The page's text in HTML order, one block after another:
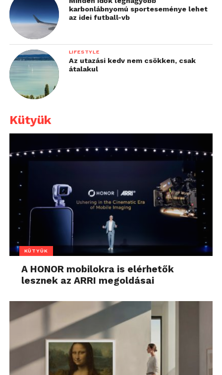
karbonlábnyomú sporteseménye lehet
az idei futball-vb
LIFESTYLE
Az utazási kedv nem csökken, csak
átalakul
Kütyük
KÜTYÜK
A HONOR mobilokra is elérhetők
lesznek az ARRI megoldásai